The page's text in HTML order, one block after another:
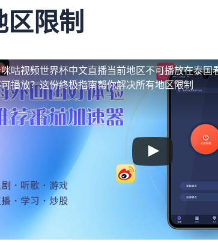
区限制
咕视频世界杯中文直播当前地区不可播放在泰国
播放？这份终极指南帮你解决所有地区限制